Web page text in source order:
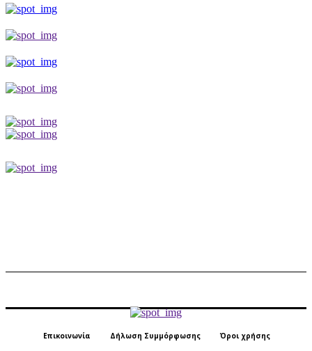
Επικοινωνία Δήλωση Συμμόρφωσης Όροι χρήσης